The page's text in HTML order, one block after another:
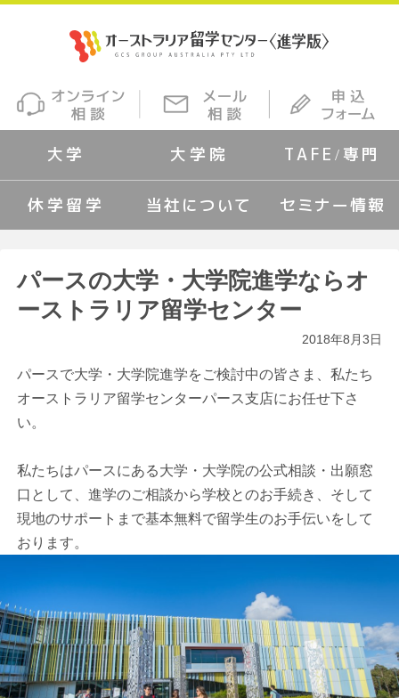
大学 大学院 TAFE/専門
休学留学 当社について セミナー情報
パースの大学・大学院進学ならオ
ーストラリア留学センター
2018年8月3日
パースで大学・大学院進学をご検討中の皆さま、私たち
オーストラリア留学センターパース支店にお任せ下さ
い。
私たちはパースにある大学・大学院の公式相談・出願窓
口として、進学のご相談から学校とのお手続き、そして
現地のサポートまで基本無料で留学生のお手伝いをして
おります。